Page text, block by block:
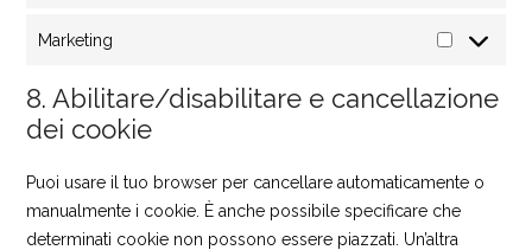
Marketing MARKETING
8. Abilitare/disabilitare e cancellazione
dei cookie
Puoi usare il tuo browser per cancellare automaticamente o
manualmente i cookie. È anche possibile specificare che
determinati cookie non possono essere piazzati. Un’altra